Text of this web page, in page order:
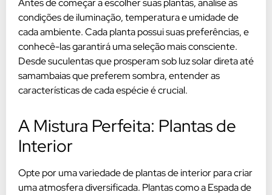
Antes de começar a escolher suas plantas, analise as
condições de iluminação, temperatura e umidade de
cada ambiente. Cada planta possui suas preferências, e
conhecê-las garantirá uma seleção mais consciente.
Desde suculentas que prosperam sob luz solar direta até
samambaias que preferem sombra, entender as
características de cada espécie é crucial.
A Mistura Perfeita: Plantas de
Interior
Opte por uma variedade de plantas de interior para criar
uma atmosfera diversificada. Plantas como a Espada de